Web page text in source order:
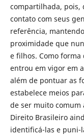
compartilhada, pois,
contato com seus
referência,
proximidade que
e filhos. Como
entrou em vigor em
além de pontuar as
estabelece meios
de ser muito comum
Direito Brasileiro
identificá-las e puni-